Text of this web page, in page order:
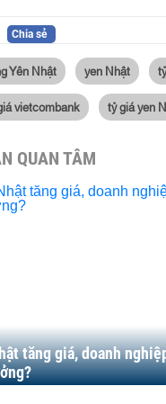
Chia sẻ
Yên Nhật yen Nhật
vietcombank tỷ giá yen
QUAN TÂM
tăng giá, doanh